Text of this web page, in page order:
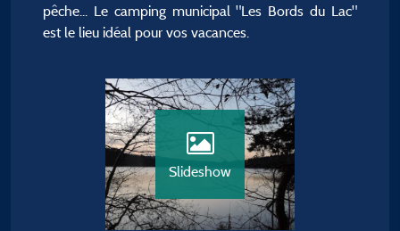
pêche... Le camping municipal "Les Bords du Lac"
est le lieu idéal pour vos vacances.
Slideshow